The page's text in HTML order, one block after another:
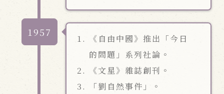
1957
《自由中國》推出「今日
的問題」系列社論。
《文星》雜誌創刊。
「劉自然事件」。